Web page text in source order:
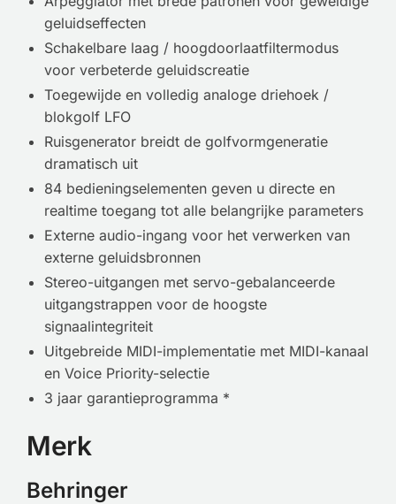
geluidseffecten
Schakelbare laag / hoogdoorlaatfiltermodus
voor verbeterde geluidscreatie
Toegewijde en volledig analoge driehoek /
blokgolf LFO
Ruisgenerator breidt de golfvormgeneratie
dramatisch uit
84 bedieningselementen geven u directe en
realtime toegang tot alle belangrijke parameters
Externe audio-ingang voor het verwerken van
externe geluidsbronnen
Stereo-uitgangen met servo-gebalanceerde
uitgangstrappen voor de hoogste
signaalintegriteit
Uitgebreide MIDI-implementatie met MIDI-kanaal
en Voice Priority-selectie
3 jaar garantieprogramma *
Merk
Behringer